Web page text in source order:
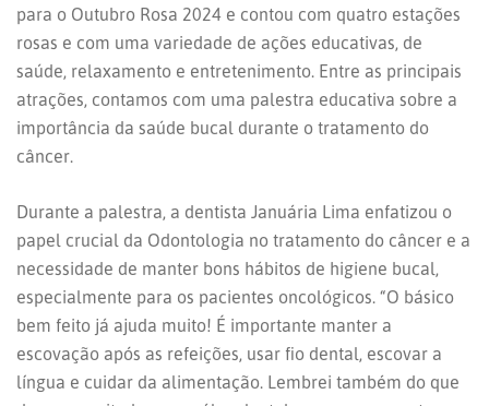
para o Outubro Rosa 2024 e contou com quatro estações
rosas e com uma variedade de ações educativas, de
saúde, relaxamento e entretenimento. Entre as principais
atrações, contamos com uma palestra educativa sobre a
importância da saúde bucal durante o tratamento do
câncer.
Durante a palestra, a dentista Januária Lima enfatizou o
papel crucial da Odontologia no tratamento do câncer e a
necessidade de manter bons hábitos de higiene bucal,
especialmente para os pacientes oncológicos. “O básico
bem feito já ajuda muito! É importante manter a
escovação após as refeições, usar fio dental, escovar a
língua e cuidar da alimentação. Lembrei também do que